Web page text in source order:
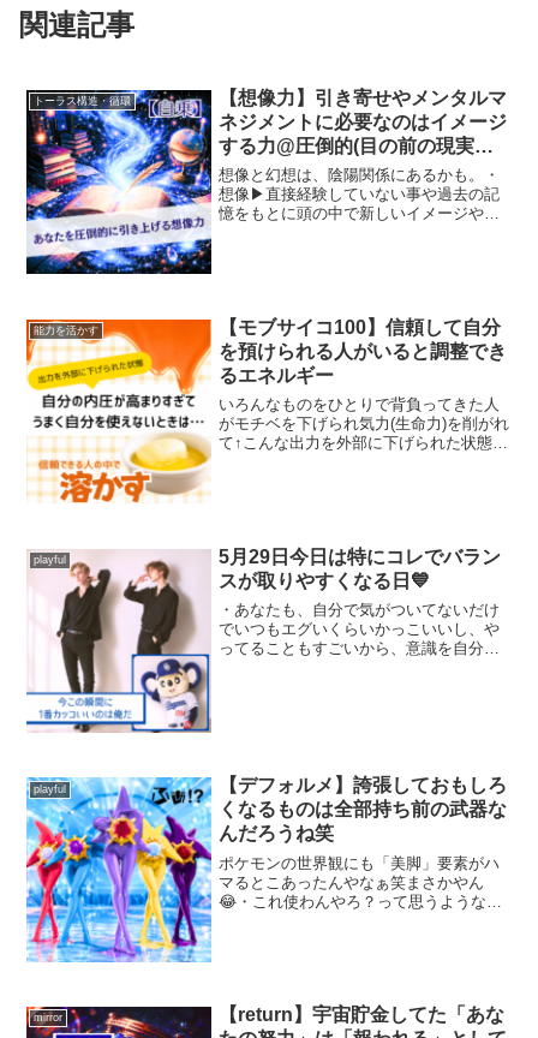
関連記事
トーラス構造・循環
【想像力】引き寄せやメンタルマ
ネジメントに必要なのはイメージ
する力@圧倒的(目の前の現実以
上)に開かれた世界で見つけ出す
最大効力
想像と幻想は、陰陽関係にあるかも。・
想像▶︎直接経験していない事や過去の記
憶をもとに頭の中で新しいイメージや映
能力を活かす
【モブサイコ100】信頼して自分
を預けられる人がいると調整でき
るエネルギー
いろんなものをひとりで背負ってきた人
がモチベを下げられ気力(生命力)を削がれ
て↑こんな出力を外部に下げられた状態で
playful
5月29日今日は特にコレでバラン
スが取りやすくなる日💙
・あなたも、自分で気がついてないだけ
でいつもエグいくらいかっこいいし、や
ってることもすごいから、意識を自分に
playful
【デフォルメ】誇張しておもしろ
くなるものは全部持ち前の武器な
んだろうね笑
ポケモンの世界観にも「美脚」要素がハ
マるとこあったんやなぁ笑まさかやん
😂・これ使わんやろ？って思うような武
mirror
【return】宇宙貯金してた「あな